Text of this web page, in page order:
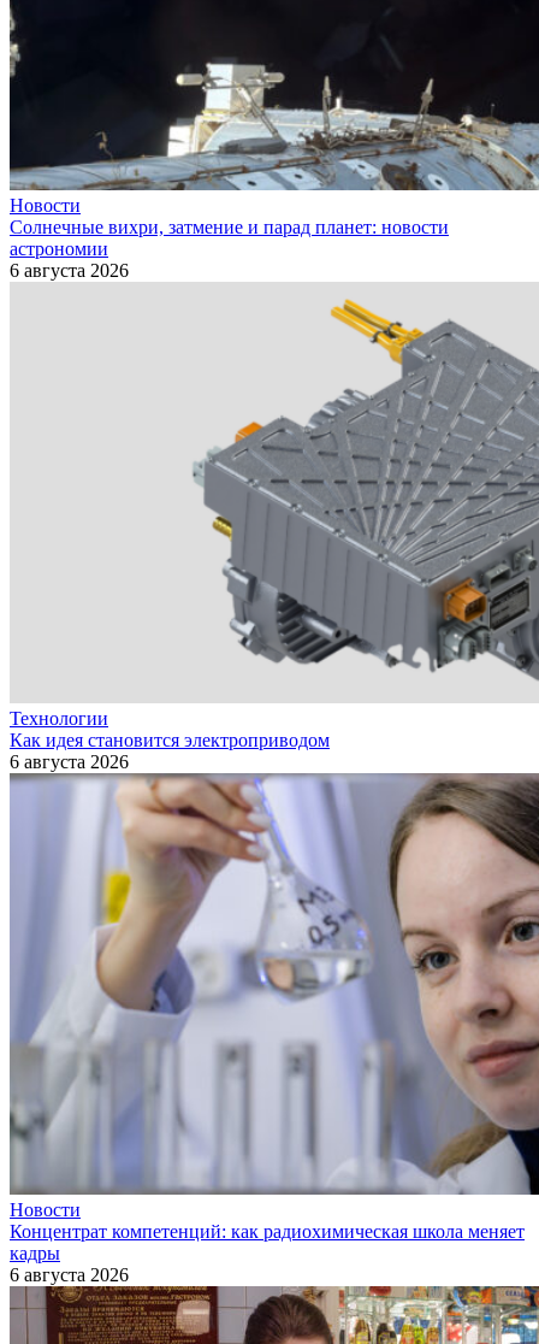
Новости
Солнечные вихри, затмение и парад планет: новости
астрономии
6 августа 2026
Технологии
Как идея становится электроприводом
6 августа 2026
Новости
Концентрат компетенций: как радиохимическая школа меняет
кадры
6 августа 2026